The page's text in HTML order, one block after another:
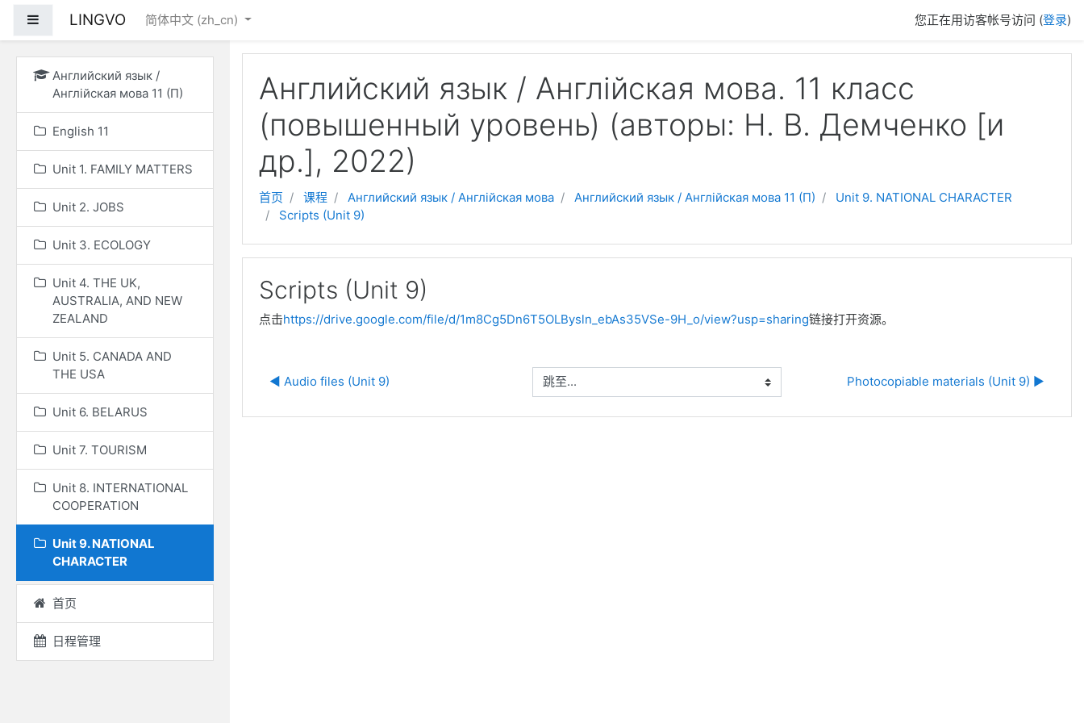
停靠面板LINGVO 简体中文 ‎(zh_cn)‎ 您正在用访客帐号访问 (登录)
Английский язык /
Англійская мова 11 (П)
English 11
Unit 1. FAMILY MATTERS
Unit 2. JOBS
Unit 3. ECOLOGY
Unit 4. THE UK,
AUSTRALIA, AND NEW
ZEALAND
Unit 5. CANADA AND
THE USA
Unit 6. BELARUS
Unit 7. TOURISM
Unit 8. INTERNATIONAL
COOPERATION
Unit 9. NATIONAL
CHARACTER
首页
日程管理
Английский язык / Англійская мова. 11 класс
(повышенный уровень) (авторы: Н. В. Демченко [и
др.], 2022)
首页 课程 Английский язык / Англійская мова Английский язык / Англійская мова 11 (П)
Unit 9. NATIONAL CHARACTER
Scripts (Unit 9)
Scripts (Unit 9)
点击https://drive.google.com/file/d/1m8Cg5Dn6T5OLBysln_ebAs35VSe-9H_o/view?usp=sharing链接打开资源。
◀︎ Audio files (Unit 9) 跳至... Photocopiable materials (Unit 9) ▶︎